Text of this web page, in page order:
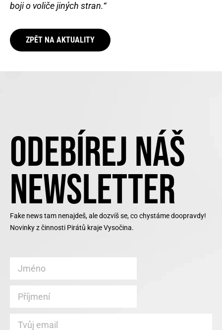
boji o voliče jiných stran.“
ZPĚT NA AKTUALITY
ODEBÍREJ NÁŠ
NEWSLETTER
Fake news tam nenajdeš, ale dozvíš se, co chystáme doopravdy!
Novinky z činnosti Pirátů kraje Vysočina.